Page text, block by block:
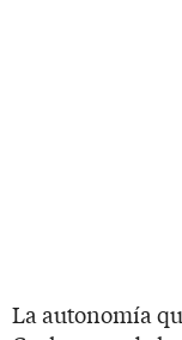
La autonomía